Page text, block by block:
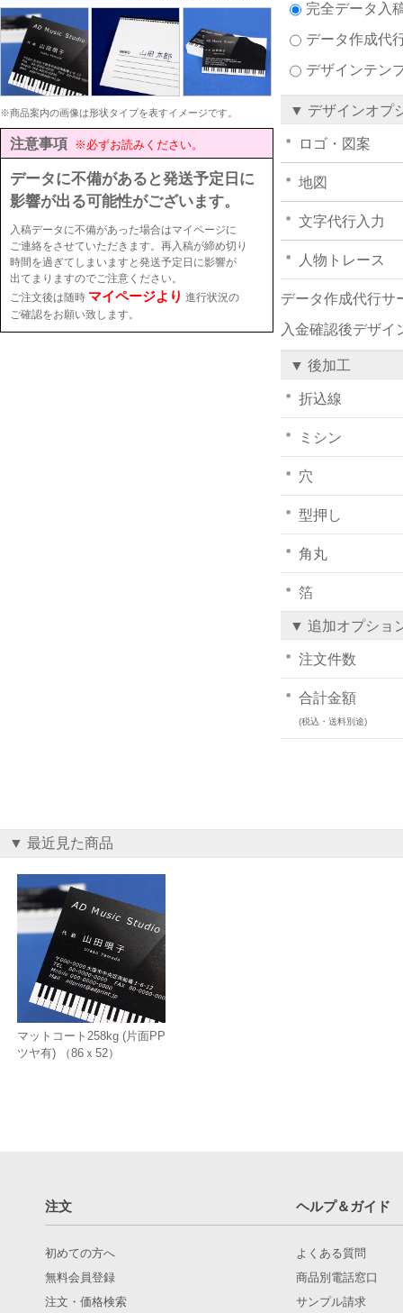
※商品案内の画像は形状タイプを表すイメージです。
注意事項 ※必ずお読みください。
データに不備があると発送予定日に
影響が出る可能性がございます。
入稿データに不備があった場合はマイページに
ご連絡をさせていただきます。再入稿が締め切り
時間を過ぎてしまいますと発送予定日に影響が
出てまりますのでご注意ください。
ご注文後は随時 マイページより 進行状況の
ご確認をお願い致します。
完全データ入
データ作成代
デザインテン
▼ デザインオプ
ロゴ・図案
地図
文字代行入力
人物トレース
データ作成代行サ
入金確認後デザイ
▼ 後加工
折込線
ミシン
穴
型押し
角丸
箔
▼ 追加オプショ
注文件数
合計金額
(税込・送料別途)
▼ 最近見た商品
マットコート258kg (片面PP
ツヤ有) （86ｘ52）
注文 ヘルプ＆ガイド
初めての方へ
無料会員登録
注文・価格検索
よくある質問
商品別電話窓口
サンプル請求